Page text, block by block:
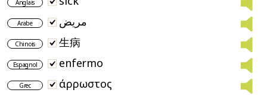
Anglais
Arabe مريض
Chinois 生病
Espagnol enfermo
Grec άρρωστος